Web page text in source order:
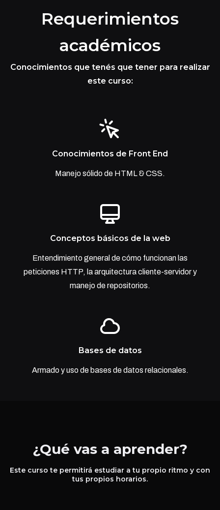
Requerimientos
académicos
Conocimientos que tenés que tener para realizar
este curso:
Conocimientos de Front End
Manejo sólido de HTML & CSS.
Conceptos básicos de la web
Entendimiento general de cómo funcionan las
peticiones HTTP, la arquitectura cliente-servidor y
manejo de repositorios.
Bases de datos
Armado y uso de bases de datos relacionales.
¿Qué vas a aprender?
Este curso te permitirá estudiar a tu propio ritmo y con
tus propios horarios.